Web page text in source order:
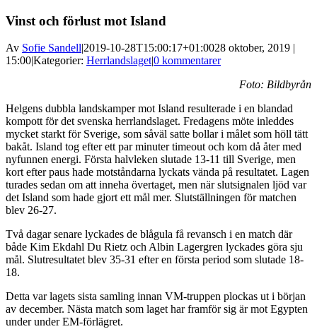
Vinst och förlust mot Island
Av Sofie Sandell|2019-10-28T15:00:17+01:0028 oktober, 2019 |
15:00|Kategorier: Herrlandslaget|0 kommentarer
Foto: Bildbyrån
Helgens dubbla landskamper mot Island resulterade i en blandad
kompott för det svenska herrlandslaget. Fredagens möte inleddes
mycket starkt för Sverige, som såväl satte bollar i målet som höll tätt
bakåt. Island tog efter ett par minuter timeout och kom då åter med
nyfunnen energi. Första halvleken slutade 13-11 till Sverige, men
kort efter paus hade motståndarna lyckats vända på resultatet. Lagen
turades sedan om att inneha övertaget, men när slutsignalen ljöd var
det Island som hade gjort ett mål mer. Slutställningen för matchen
blev 26-27.
Två dagar senare lyckades de blågula få revansch i en match där
både Kim Ekdahl Du Rietz och Albin Lagergren lyckades göra sju
mål. Slutresultatet blev 35-31 efter en första period som slutade 18-
18.
Detta var lagets sista samling innan VM-truppen plockas ut i början
av december. Nästa match som laget har framför sig är mot Egypten
under under EM-förlägret.